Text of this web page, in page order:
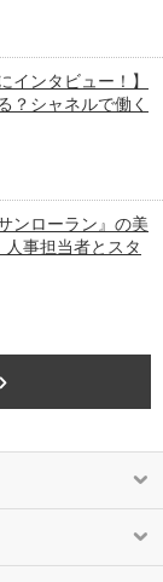
インタビュー！】
？シャネルで働く
ンローラン』の美
事担当者とスタ